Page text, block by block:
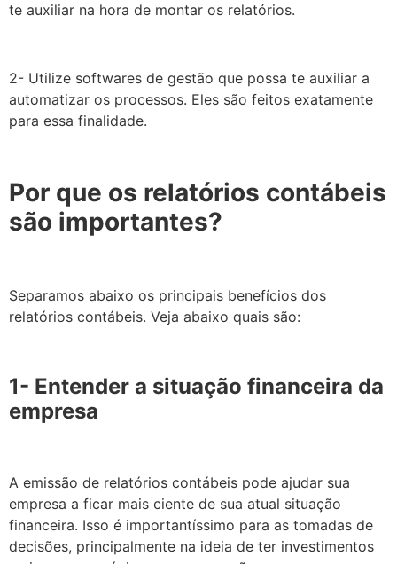
te auxiliar na hora de montar os relatórios.
2- Utilize softwares de gestão que possa te auxiliar a
automatizar os processos. Eles são feitos exatamente
para essa finalidade.
Por que os relatórios contábeis
são importantes?
Separamos abaixo os principais benefícios dos
relatórios contábeis. Veja abaixo quais são:
1- Entender a situação financeira da
empresa
A emissão de relatórios contábeis pode ajudar sua
empresa a ficar mais ciente de sua atual situação
financeira. Isso é importantíssimo para as tomadas de
decisões, principalmente na ideia de ter investimentos